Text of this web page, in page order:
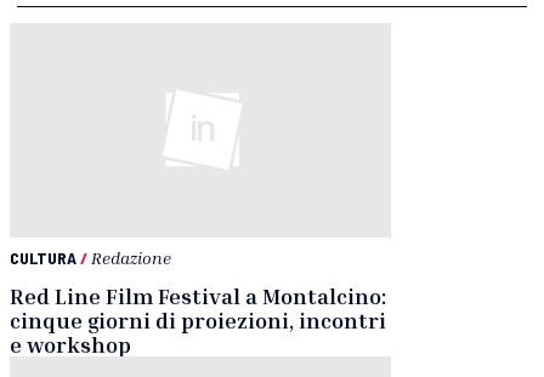
CULTURA/ Redazione
Red Line Film Festival a Montalcino:
cinque giorni di proiezioni, incontri
e workshop